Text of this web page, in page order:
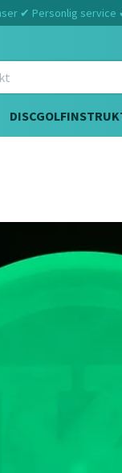
✔ Personlig